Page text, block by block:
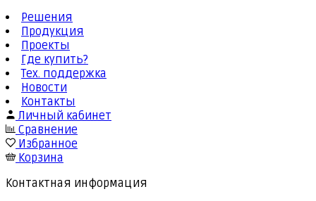
Решения
Продукция
Проекты
Где купить?
Тех. поддержка
Новости
Контакты
Личный кабинет
Сравнение
Избранное
Корзина
Контактная информация